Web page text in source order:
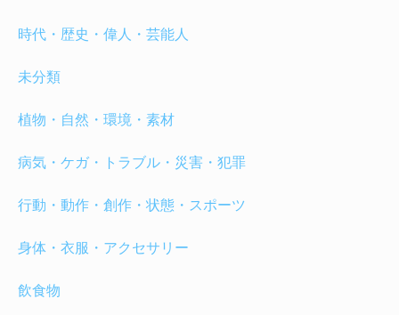
時代・歴史・偉人・芸能人
未分類
植物・自然・環境・素材
病気・ケガ・トラブル・災害・犯罪
行動・動作・創作・状態・スポーツ
身体・衣服・アクセサリー
飲食物